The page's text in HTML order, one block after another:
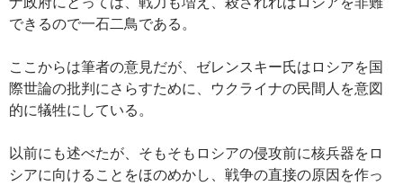
できるので一石二鳥である。
ここからは筆者の意見だが、ゼレンスキー氏はロシアを国
際世論の批判にさらすために、ウクライナの民間人を意図
的に犠牲にしている。
以前にも述べたが、そもそもロシアの侵攻前に核兵器をロ
シアに向けることをほのめかし、戦争の直接の原因を作っ